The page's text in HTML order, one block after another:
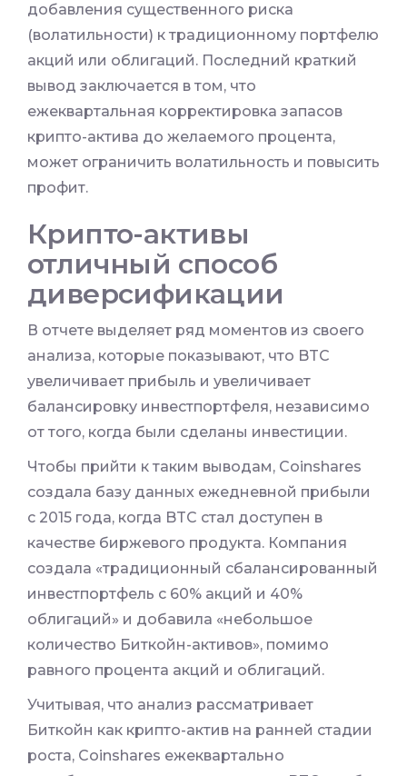
добавления существенного риска
(волатильности) к традиционному портфелю
акций или облигаций. Последний краткий
вывод заключается в том, что
ежеквартальная корректировка запасов
крипто-актива до желаемого процента,
может ограничить волатильность и повысить
профит.
Крипто-активы
отличный способ
диверсификации
В отчете выделяет ряд моментов из своего
анализа, которые показывают, что BTC
увеличивает прибыль и увеличивает
балансировку инвестпортфеля, независимо
от того, когда были сделаны инвестиции.
Чтобы прийти к таким выводам, Coinshares
создала базу данных ежедневной прибыли
с 2015 года, когда BTC стал доступен в
качестве биржевого продукта. Компания
создала «традиционный сбалансированный
инвестпортфель с 60% акций и 40%
облигаций» и добавила «небольшое
количество Биткойн-активов», помимо
равного процента акций и облигаций.
Учитывая, что анализ рассматривает
Биткойн как крипто-актив на ранней стадии
роста, Coinshares ежеквартально